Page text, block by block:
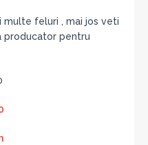
multe feluri , mai jos veti
producator pentru